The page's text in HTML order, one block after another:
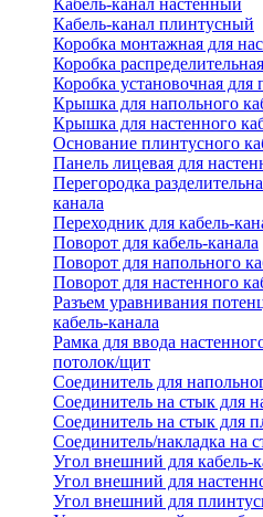
Кабель-канал настенный
Кабель-канал плинтусный
Коробка монтажная для
Коробка
Коробка установочная для
Крышка для напольного
Крышка для настенного
Основание плинтусного
Панель лицевая для
Перегородка
канала
Переходник для кабель-
Поворот для кабель-канала
Поворот для напольного
Поворот для настенного
Разъем уравнивания
кабель-канала
Рамка для ввода
потолок/щит
Соединитель для
Соединитель на стык для
Соединитель на стык для
Соединитель/накладка на
Угол внешний для кабель-
Угол внешний для
Угол внешний для